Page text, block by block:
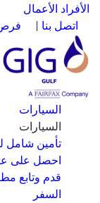
الأفراد الأعمال
اتصل بنا |
السيارات
السيارات
تأمين شامل
احصل على
قدم وتابع
السفر